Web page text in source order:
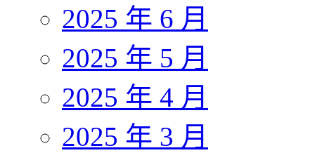
2025 年 6 月
2025 年 5 月
2025 年 4 月
2025 年 3 月